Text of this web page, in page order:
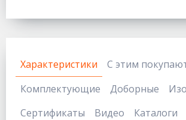
Характеристики
С этим
Комплектующие
Доборные
Сертификаты
Видео Каталоги